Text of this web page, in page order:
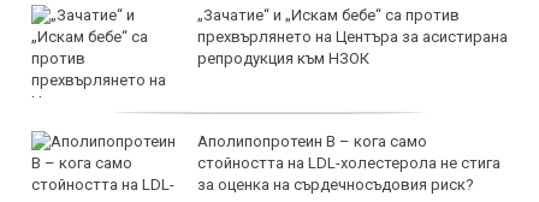
„Зачатие“ и „Искам бебе“ са против
прехвърлянето на Центъра за асистирана
репродукция към НЗОК
Аполипопротеин B – кога само
стойността на LDL-холестерола не стига
за оценка на сърдечносъдовия риск?